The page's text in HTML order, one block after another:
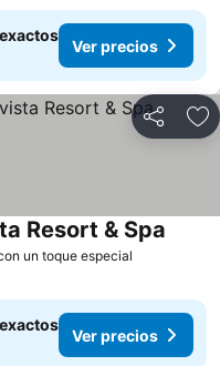
Ver precios
Compartir
un toque especial
Resort & Spa
Ver precios